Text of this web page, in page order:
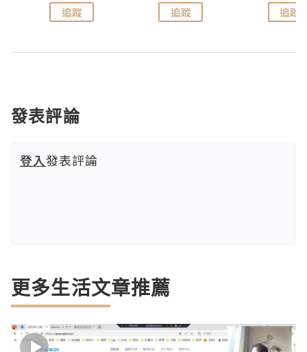
追蹤 追蹤 追蹤
發表評論
登入發表評論
更多生活文章推薦